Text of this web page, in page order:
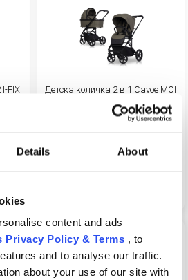
Details About
content and ads
Privacy Policy & Terms , to
and to analyse our traffic.
about your use of our site with
и връщане
I-FIX
Детска количка 2 в 1 Cavoe MOI
-13%